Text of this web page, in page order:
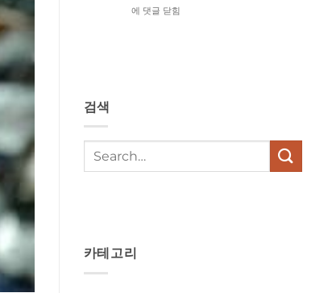
Wat
in
deze
에 댓글 닫힘
검색
카테고리